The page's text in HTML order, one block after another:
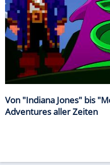
Von "Indiana Jones" bis
Adventures aller Zeiten